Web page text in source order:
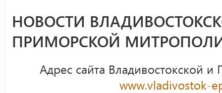
НОВОСТИ
ПРИМОРСКОЙ
Адрес сайта Владивостокской
www.vladivostok-